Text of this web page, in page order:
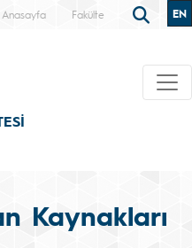
Anasayfa Fakülte EN
Kaynakları